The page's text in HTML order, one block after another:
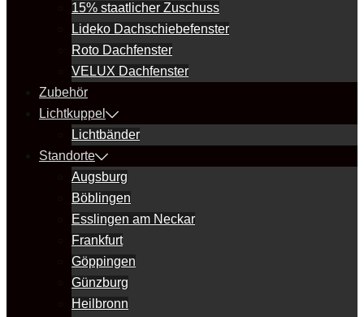
15% staatlicher Zuschuss
Lideko Dachschiebefenster
Roto Dachfenster
VELUX Dachfenster
Zubehör
Lichtkuppel
Lichtbänder
Standorte
Augsburg
Böblingen
Esslingen am Neckar
Frankfurt
Göppingen
Günzburg
Heilbronn